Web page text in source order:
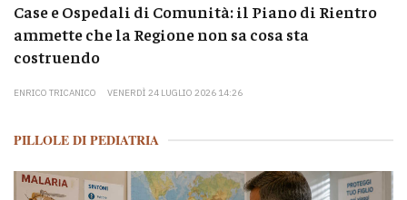
Case e Ospedali di Comunità: il Piano di Rientro
ammette che la Regione non sa cosa sta
costruendo
ENRICO TRICANICO VENERDÌ 24 LUGLIO 2026 14:26
PILLOLE DI PEDIATRIA